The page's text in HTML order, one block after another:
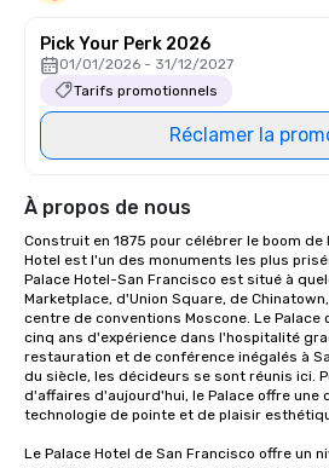
Pick Your Perk 2026
01/01/2026 - 31/12/2027
Tarifs promotionnels
Réclamer la
À propos de nous
Construit en 1875 pour célébrer le boom de
Hotel est l'un des monuments les plus
Palace Hotel-San Francisco est situé à
Marketplace, d'Union Square, de
centre de conventions Moscone. Le
cinq ans d'expérience dans l'hospitalité
restauration et de conférence inégalés à
du siècle, les décideurs se sont réunis ici.
d'affaires d'aujourd'hui, le Palace offre une
technologie de pointe et de plaisir
Le Palace Hotel de San Francisco offre un